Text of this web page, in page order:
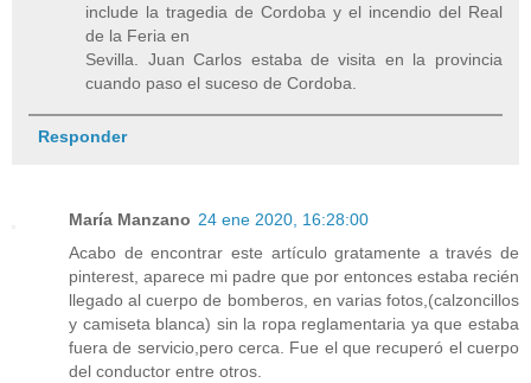
include la tragedia de Cordoba y el incendio del Real
de la Feria en
Sevilla. Juan Carlos estaba de visita en la provincia
cuando paso el suceso de Cordoba.
Responder
María Manzano 24 ene 2020, 16:28:00
Acabo de encontrar este artículo gratamente a través de
pinterest, aparece mi padre que por entonces estaba recién
llegado al cuerpo de bomberos, en varias fotos,(calzoncillos
y camiseta blanca) sin la ropa reglamentaria ya que estaba
fuera de servicio,pero cerca. Fue el que recuperó el cuerpo
del conductor entre otros.